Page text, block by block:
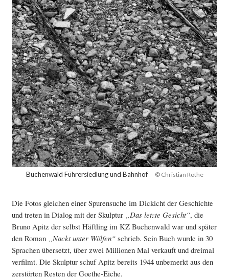
Buchenwald Führersiedlung und Bahnhof © Christian Rothe
Die Fotos gleichen einer Spurensuche im Dickicht der Geschichte
und treten in Dialog mit der Skulptur
„Das letzte Gesicht“, die
Bruno Apitz der selbst Häftling im KZ Buchenwald war und später
den Roman
„Nackt unter Wölfen“ schrieb. Sein Buch wurde in 30
Sprachen übersetzt, über zwei Millionen Mal verkauft und dreimal
verfilmt. Die Skulptur schuf Apitz bereits 1944 unbemerkt aus den
zerstörten Resten der Goethe-Eiche.